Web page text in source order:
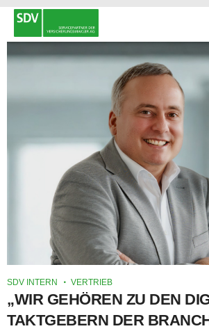
SDV INTERN VERTRIEB
„WIR GEHÖREN ZU DEN
TAKTGEBERN DER